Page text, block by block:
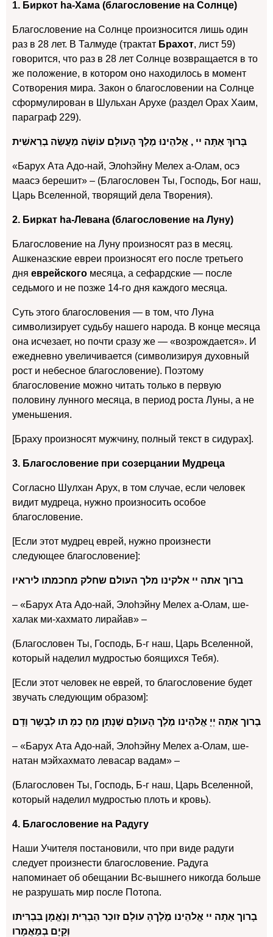
1. Биркот hа-Хама (благословение на Солнце)
Благословение на Солнце произносится лишь один
раз в 28 лет. В Талмуде (трактат Брахот, лист 59)
говорится, что раз в 28 лет Солнце возвращается в то
же положение, в котором оно находилось в момент
Сотворения мира. Закон о благословении на Солнце
сформулирован в Шульхан Арухе (раздел Орах Хаим,
параграф 229).
בָּרוּךְ אַתָּה יי , אֱלהֵינוּ מֶלֶךְ הָעולָם עוֹשֶׂה מַעֲשֵׂה בְרֵאשִׁית
«Барух Ата Адо-най, Элоhэйну Мелех а-Олам, осэ
маасэ берешит» – (Благословен Ты, Господь, Бог наш,
Царь Вселенной, творящий дела Творения).
2. Биркат hа-Левана (благословение на Луну)
Благословение на Луну произносят раз в месяц.
Ашкеназские евреи произносят его после третьего
дня еврейского месяца, а сефардские — после
седьмого и не позже 14-го дня каждого месяца.
Суть этого благословения — в том, что Луна
символизирует судьбу нашего народа. В конце месяца
она исчезает, но почти сразу же — «возрождается». И
ежедневно увеличивается (символизируя духовный
рост и небесное благословение). Поэтому
благословение можно читать только в первую
половину лунного месяца, в период роста Луны, а не
уменьшения.
[Браху произносят мужчину, полный текст в сидурах].
3. Благословение при созерцании Мудреца
Согласно Шулхан Арух, в том случае, если человек
видит мудреца, нужно произносить особое
благословение.
[Если этот мудрец еврей, нужно произнести
следующее благословение]:
ברוך אתה יי אלקינו מלך העולם שחלק מחכמתו ליראיו
– «Барух Ата Адо-най, Элоhэйну Мелех а-Олам, ше-
халак ми-хахмато лирайав» –
(Благословен Ты, Господь, Б-г наш, Царь Вселенной,
который наделил мудростью боящихся Тебя).
[Если этот человек не еврей, то благословение будет
звучать следующим образом]:
בָרוך אַתָה יְיָ אֱלֹהֵינו מֶׁלֶׁך הָעולָם שֶׁנָתַן מֵחָ כְמָ תו לְבָשָר וָדָם
– «Барух Ата Адо-най, Элоhэйну Мелех а-Олам, ше-
натан мэйхахмато левасар вадам» –
(Благословен Ты, Господь, Б-г наш, Царь Вселенной,
который наделил мудростью плоть и кровь).
4. Благословение на Радугу
Наши Учителя постановили, что при виде радуги
следует произнести благословение. Радуга
напоминает об обещании Вс-вышнего никогда больше
не разрушать мир после Потопа.
בָרוך אַתָה יי אֱלהֵינו מֶׁלֶׁךהָ עולָם זוכֵר הַבְרִּית וְנֶׁאֱמָן בִּבְרִּיתו
וְקַיָם בְמַאֲמָרו